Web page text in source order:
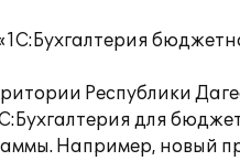
Республики
для
Например, новый